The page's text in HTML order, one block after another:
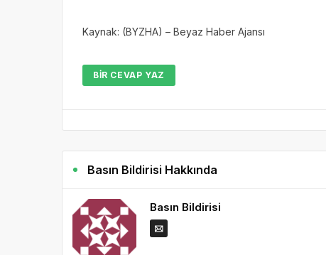
Kaynak: (BYZHA) – Beyaz Haber Ajansı
BIR CEVAP YAZ
Basın Bildirisi Hakkında
Basın Bildirisi